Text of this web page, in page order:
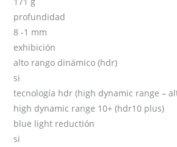
profundidad
8 -1 mm
exhibición
alto rango dinámico (hdr)
si
tecnología hdr (high dynamic range –
high dynamic range 10+ (hdr10 plus)
blue light reductión
si